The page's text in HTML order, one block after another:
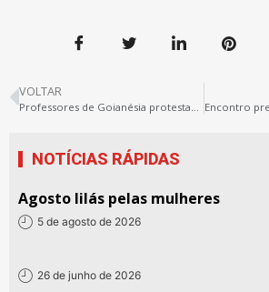
VOLTAR
NOTÍCIAS RÁPIDAS
Agosto lilás pelas mulheres
5 de agosto de 2026
26 de junho de 2026